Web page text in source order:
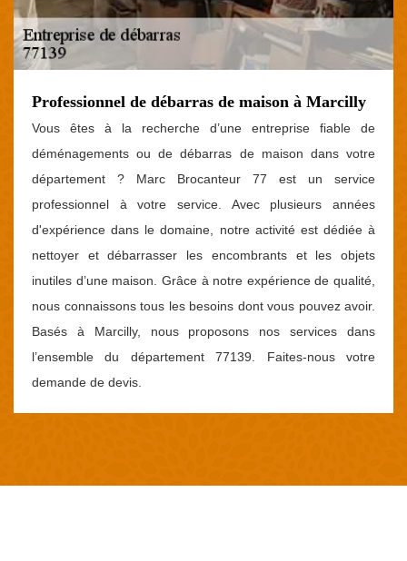
Professionnel de débarras de maison à Marcilly
Vous êtes à la recherche d’une entreprise fiable de
déménagements ou de débarras de maison dans votre
département ? Marc Brocanteur 77 est un service
professionnel à votre service. Avec plusieurs années
d'expérience dans le domaine, notre activité est dédiée à
nettoyer et débarrasser les encombrants et les objets
inutiles d’une maison. Grâce à notre expérience de qualité,
nous connaissons tous les besoins dont vous pouvez avoir.
Basés à Marcilly, nous proposons nos services dans
l’ensemble du département 77139. Faites-nous votre
demande de devis.